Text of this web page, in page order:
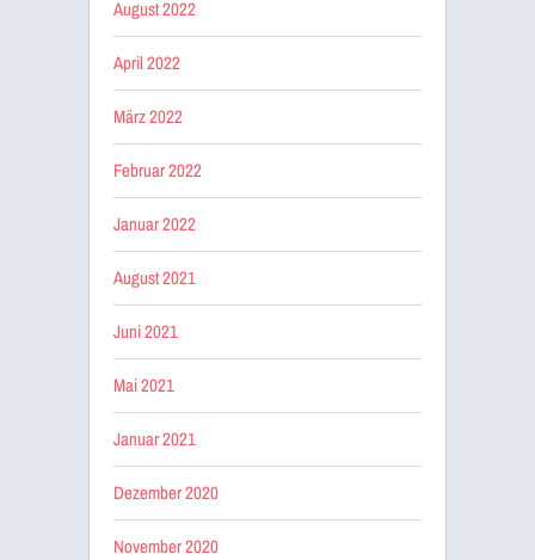
August 2022
April 2022
März 2022
Februar 2022
Januar 2022
August 2021
Juni 2021
Mai 2021
Januar 2021
Dezember 2020
November 2020